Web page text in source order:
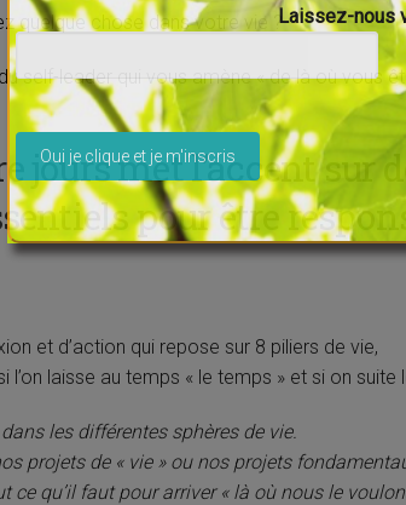
quelque chose dans votre vie ?
self-leader qui vous amène « de là où vous
jours met l’accent sur
pour être
et d’action qui repose sur 8 piliers de vie,
l’on laisse au temps « le temps » et si on
les différentes sphères de vie.
projets de « vie » ou nos projets
ce qu’il faut pour arriver « là où nous le
Laissez-nous
Veuillez laisser ce champ vide.